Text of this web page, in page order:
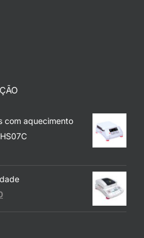
com aquecimento
O